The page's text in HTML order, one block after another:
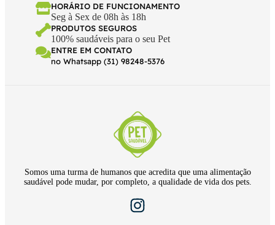
HORÁRIO DE FUNCIONAMENTO
Seg à Sex de 08h às 18h
PRODUTOS SEGUROS
100% saudáveis para o seu Pet
ENTRE EM CONTATO
no Whatsapp (31) 98248-5376
Somos uma turma de humanos que acredita que uma alimentação
saudável pode mudar, por completo, a qualidade de vida dos pets.